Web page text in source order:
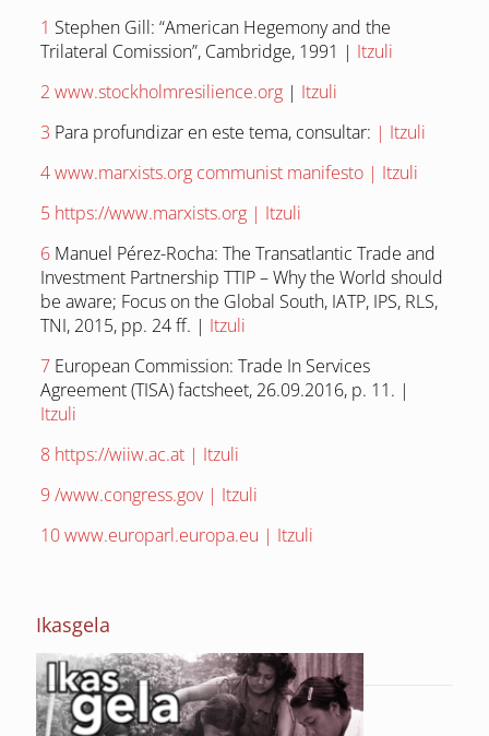
1 Stephen Gill: “American Hegemony and the
Trilateral Comission”, Cambridge, 1991 | Itzuli
2 www.stockholmresilience.org| Itzuli
3 Para profundizar en este tema, consultar: | Itzuli
4www.marxists.org communist manifesto | Itzuli
5 https://www.marxists.org | Itzuli
6Manuel Pérez-Rocha: The Transatlantic Trade and
Investment Partnership TTIP – Why the World should
be aware; Focus on the Global South, IATP, IPS, RLS,
TNI, 2015, pp. 24 ff. | Itzuli
7European Commission: Trade In Services
Agreement (TISA) factsheet, 26.09.2016, p. 11. |
Itzuli
8 https://wiiw.ac.at | Itzuli
9 /www.congress.gov | Itzuli
10www.europarl.europa.eu | Itzuli
Ikasgela